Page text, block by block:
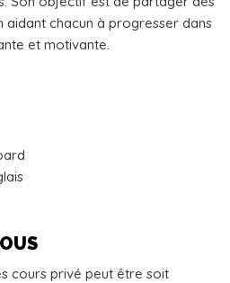
aidant chacun à progresser dans
et motivante.
cours privé peut être soit